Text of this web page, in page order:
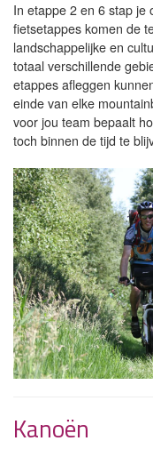
In etappe 2 en 6 stap je
fietsetappes komen de
landschappelijke en
totaal verschillende
etappes afleggen
einde van elke
voor jou team bepaalt
toch binnen de tijd te
Kanoën